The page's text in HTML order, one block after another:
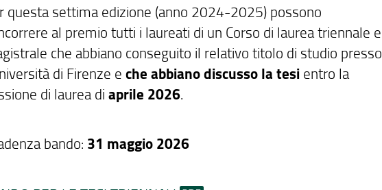
questa settima edizione (anno 2024-2025) possono
al premio tutti i laureati di un Corso di laurea triennale e
che abbiano conseguito il relativo titolo di studio presso
di Firenze eche abbiano discusso la tesi entro la
di laurea di aprile 2026.
bando: 31 maggio 2026